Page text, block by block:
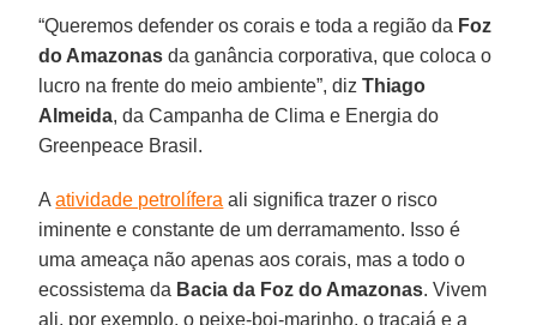
“Queremos defender os corais e toda a região da Foz
do Amazonas da ganância corporativa, que coloca o
lucro na frente do meio ambiente”, dizThiago
Almeida, da Campanha de Clima e Energia do
Greenpeace Brasil.
Aatividade petrolífera ali significa trazer o risco
iminente e constante de um derramamento. Isso é
uma ameaça não apenas aos corais, mas a todo o
ecossistema da Bacia da Foz do Amazonas. Vivem
ali, por exemplo, o peixe-boi-marinho, o tracajá e a